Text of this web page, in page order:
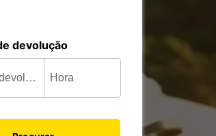
devolução